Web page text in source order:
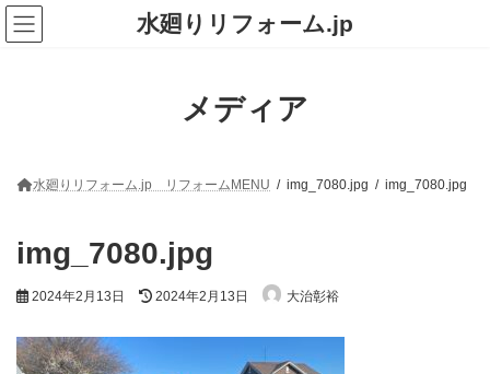
コ
ン
テ
ナ
ビ
ゲ
水廻りリフォーム.jp
メディア
水廻りリフォーム.jp リフォームMENU img_7080.jpg img_7080.jpg
img_7080.jpg
2024年2月13日
最
2024年2月13日 大治彰裕